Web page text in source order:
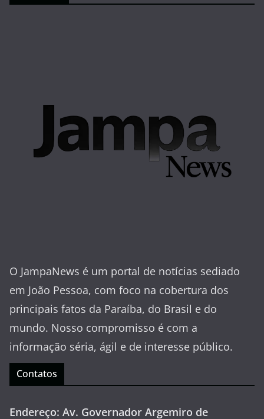
O JampaNews é um portal de notícias sediado
em João Pessoa, com foco na cobertura dos
principais fatos da Paraíba, do Brasil e do
mundo. Nosso compromisso é com a
informação séria, ágil e de interesse público.
Contatos
Endereço: Av. Governador Argemiro de